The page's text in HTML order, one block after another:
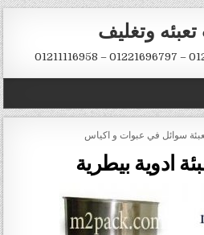
تعبئه وتغليف
ادوية بيطرية